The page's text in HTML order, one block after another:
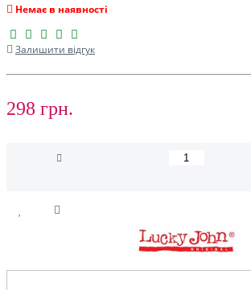
Немає в наявності
Залишити відгук
298 грн.